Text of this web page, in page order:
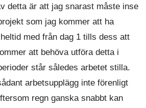
detta är att jag snarast måste inse
som jag kommer att ha
med från dag 1 tills dess att
att behöva utföra detta i
står således arbetet stilla.
arbetsupplägg inte förenligt
regn ganska snabbt kan